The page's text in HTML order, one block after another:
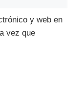
y web en
vez que